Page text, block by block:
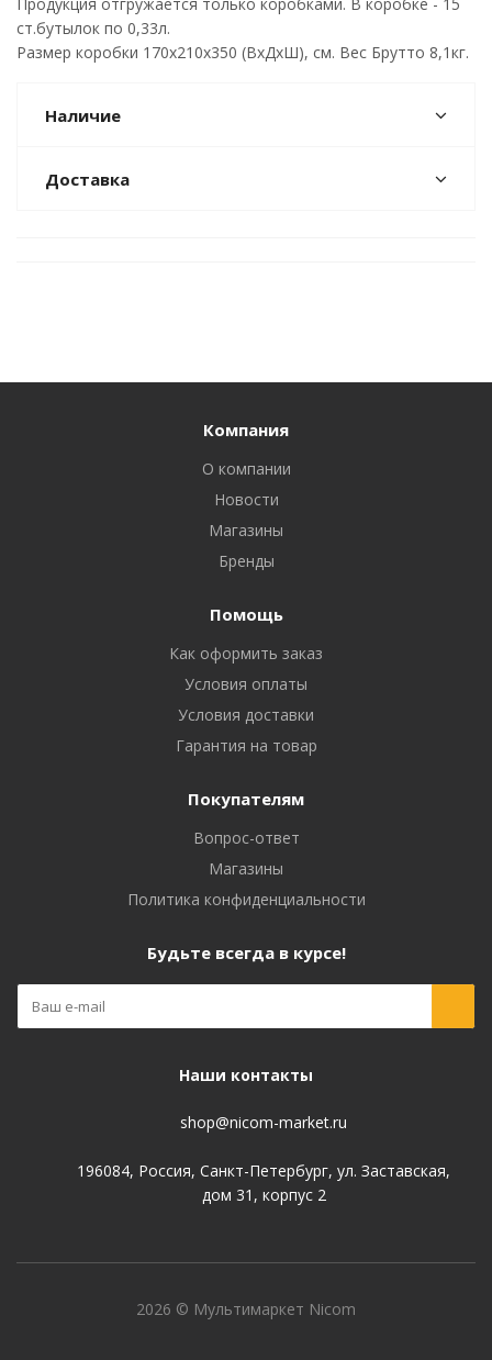
ст.бутылок по 0,33л.
Размер коробки 170х210х350 (ВхДхШ), см. Вес Брутто 8,1кг.
Наличие
Доставка
Компания
О компании
Новости
Магазины
Бренды
Помощь
Как оформить заказ
Условия оплаты
Условия доставки
Гарантия на товар
Покупателям
Вопрос-ответ
Магазины
Политика конфиденциальности
Будьте всегда в курсе!
Наши контакты
shop@nicom-market.ru
196084, Россия, Санкт-Петербург, ул. Заставская,
дом 31, корпус 2
2026 © Мультимаркет Nicom